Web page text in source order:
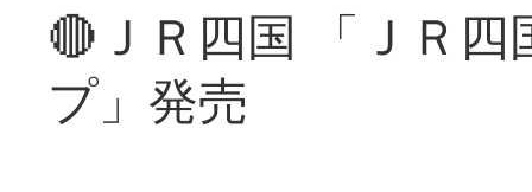
🔴ＪＲ四国 「ＪＲ
プ」発売